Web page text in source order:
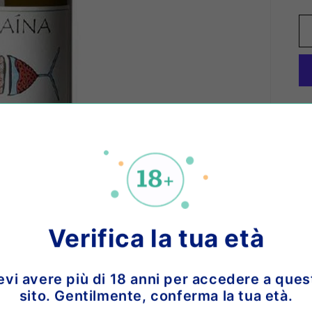
r
f
i
c
Verifica la tua età
avere più di 18 anni per accedere a
sito. Gentilmente, conferma la tua età.